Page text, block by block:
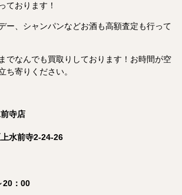
ております！
ー、シャンパンなどお酒も高額査定も行って
でなんでも買取りしております！ お時間が空
ち寄りください。
寺店
水前寺2-24-26
20：00